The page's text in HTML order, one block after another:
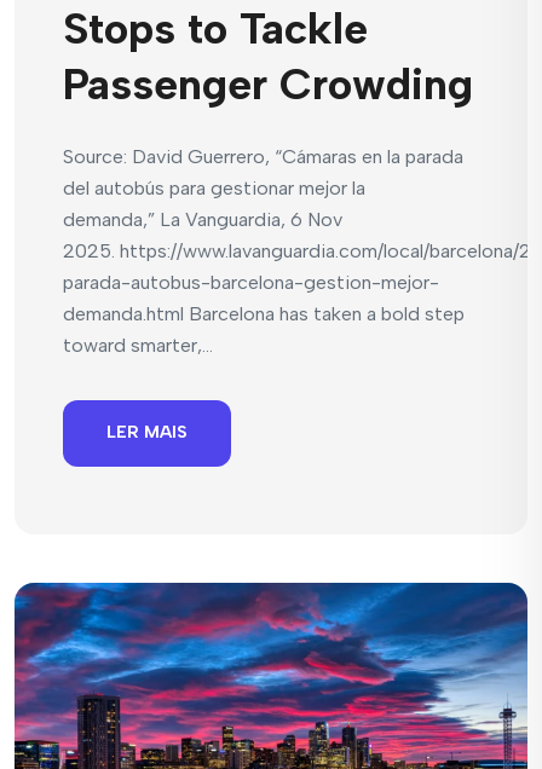
Stops to Tackle
Passenger Crowding
Source: David Guerrero, “Cámaras en la parada
del autobús para gestionar mejor la
demanda,” La Vanguardia, 6 Nov
2025. https://www.lavanguardia.com/local/barcelona/
parada-autobus-barcelona-gestion-mejor-
demanda.html Barcelona has taken a bold step
toward smarter,...
LER MAIS